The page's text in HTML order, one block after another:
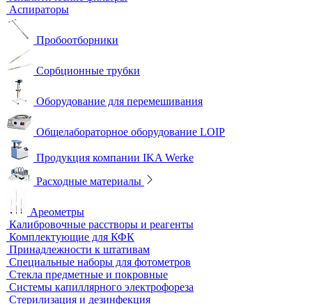
Нагревательные устройства
Колбонагреватели
Нагревательные плиты
Песчаные бани
Оборудование для лабораторий пищевой промышленности и
ветеринарии
Оборудование для отбора проб воздуха
Аналитичесике фильтры
Аспираторы
Пробоотборники
Общелабораторное оборудование LOIP
Продукция компании IKA Werke
Расходные материалы